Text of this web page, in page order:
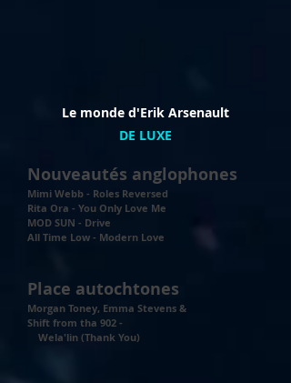
Nouveautés anglophones
Mimi Webb - Roles Reversed
Rita Ora - You Only Love Me
MOD SUN - Drive
All Time Low - Modern Love
Le monde d'Erik Arsenault
DE LUXE
Place autochtones
Morgan Toney, Emma Stevens &
Shift from tha 902 -
Wela'lin (Thank You)